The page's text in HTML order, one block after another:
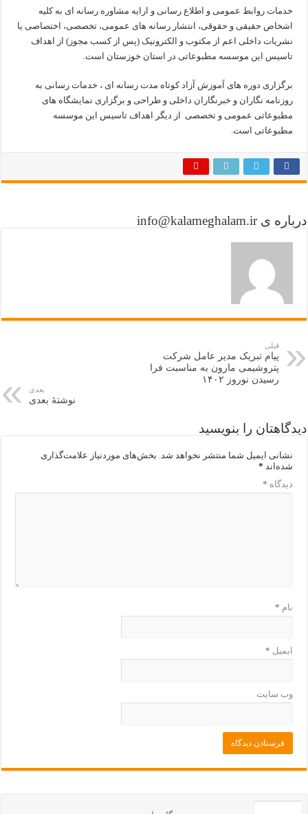
خدمات روابط عمومی و اطلاع رسانی و ارایه مشاوره رسانه ای به کلیه
اشخاص حقیقی و حقوقی، انتشار رسانه‌ های عمومی، تخصصی، اختصاصی یا
نشریات داخلی اعم از مکتوب و الکترونیک (پس از کسب مجوز) از اهداف
تاسیس این موسسه مطبوعاتی در استان خوزستان است.
برگزاری دوره های آموزش آزاد کوتاه مدت رسانه ای ، خدمات رسانی به
روزنامه نگاران و خبرنگاران داخلی و طراحی و برگزاری نمایشگاه های
مطبوعاتی عمومی و تخصصی از دیگر اهداف تاسیس این موسسه
مطبوعاتی است.
درباره ی info@kalameghalam.ir
قبلی
پیام تبریک مدیر عامل شرکت
پتروشیمی مارون به مناسبت فرا
رسیدن نوروز ۱۴۰۲
بعدی
نوشتهٔ بعدی
دیدگاهتان را بنویسید
نشانی ایمیل شما منتشر نخواهد شد. بخش‌های موردنیاز علامت‌گذاری
شده‌اند *
دیدگاه *
نام *
ایمیل *
وب‌ سایت